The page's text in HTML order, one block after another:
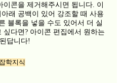
콘을 제거해주시면 됩니다. 이
래 공백이 있어 강조할 때 사용
블록을 넣을 수도 있어서 더 실
다면? 아이콘 편집에서 원하는
답니다!
학지식